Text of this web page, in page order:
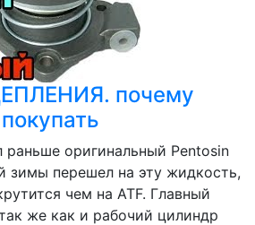
почему
оригинальный Pentosin
зимы перешел на эту жидкость,
чем на ATF. Главный
же как и рабочий цилиндр